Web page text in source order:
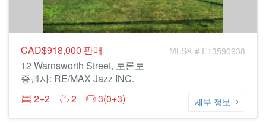
CAD$918,000 판매 MLS® # E13590938
12 Warnsworth Street, 토론토
증권사: RE/MAX Jazz INC.
2+2
2 3(0+3) 세부 정보